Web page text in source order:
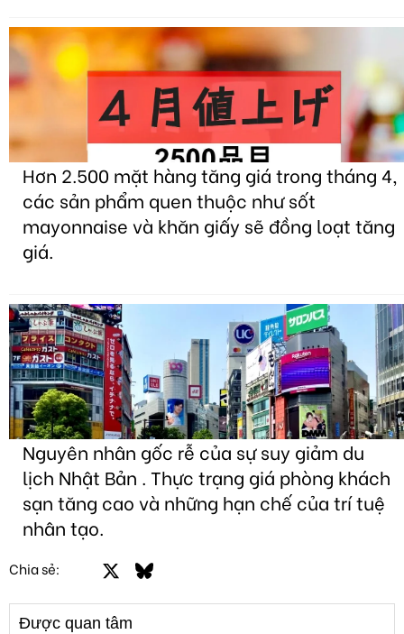
Hơn 2.500 mặt hàng tăng giá trong tháng 4,
các sản phẩm quen thuộc như sốt
mayonnaise và khăn giấy sẽ đồng loạt tăng
giá.
Nguyên nhân gốc rễ của sự suy giảm du
lịch Nhật Bản . Thực trạng giá phòng khách
sạn tăng cao và những hạn chế của trí tuệ
nhân tạo.
Chia sẻ: FacebookBluesky
Được quan tâm